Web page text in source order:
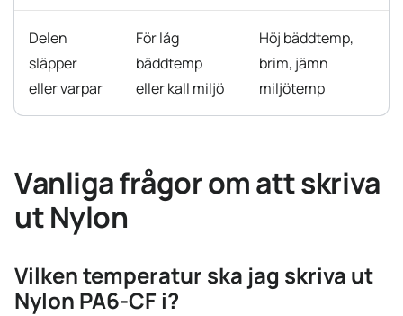
Delen
släpper
eller varpar
För låg
bäddtemp
eller kall miljö
Höj bäddtemp,
brim, jämn
miljötemp
Vanliga frågor om att skriva
ut Nylon
Vilken temperatur ska jag skriva ut
Nylon PA6-CF i?